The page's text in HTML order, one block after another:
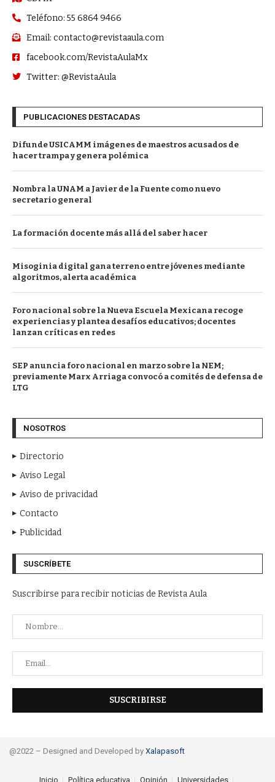
Teléfono: 55 6864 9466
Email: contacto@revistaaula.com
facebook.com/RevistaAulaMx
Twitter: @RevistaAula
PUBLICACIONES DESTACADAS
Difunde USICAMM imágenes de maestros acusados de
hacer trampa y genera polémica
Nombra la UNAM a Javier de la Fuente como nuevo
secretario general
La formación docente más allá del saber hacer
Misoginia digital gana terreno entre jóvenes mediante
algoritmos, alerta académica
Foro nacional sobre la Nueva Escuela Mexicana recoge
experiencias y plantea desafíos educativos; docentes
lanzan críticas en redes
SEP anuncia foro nacional en marzo sobre la NEM;
previamente Marx Arriaga convocó a comités de defensa de
LTG
NOSOTROS
Directorio
Aviso Legal
Aviso de privacidad
Contacto
Publicidad
SUSCRÍBETE
Suscribirse para recibir noticias de Revista Aula
@2022 – Designed and Developed by Xalapasoft
Inicio Política educativa Opinión Universidades